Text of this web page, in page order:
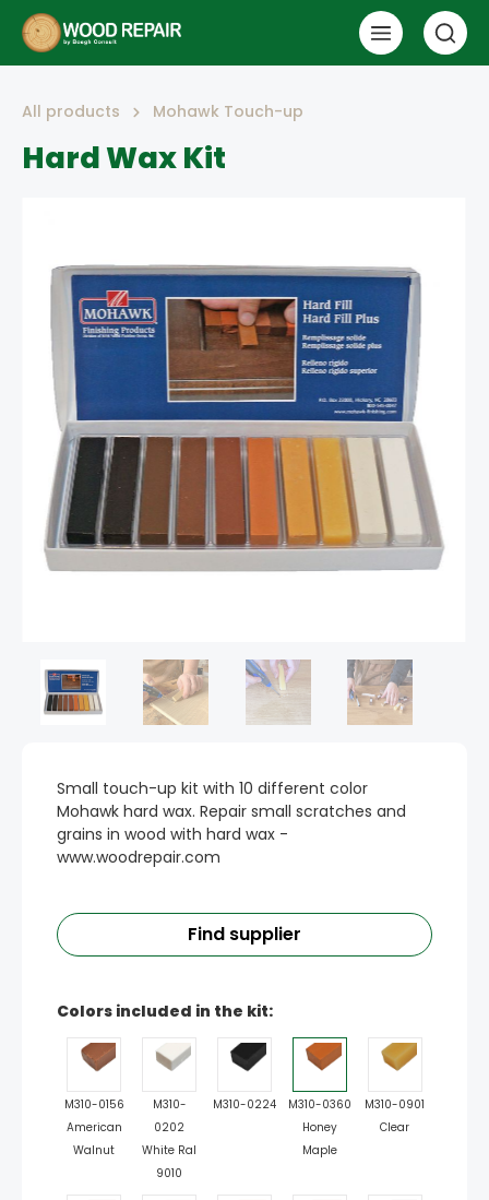
All products Mohawk Touch-up
Hard Wax Kit
Small touch-up kit with 10 different color
Mohawk hard wax. Repair small scratches and
grains in wood with hard wax -
www.woodrepair.com
Find supplier
Colors included in the kit:
M310-0156
American
Walnut
M310-
0202
White Ral
9010
M310-0224
M310-0360
Honey
Maple
M310-0901
Clear